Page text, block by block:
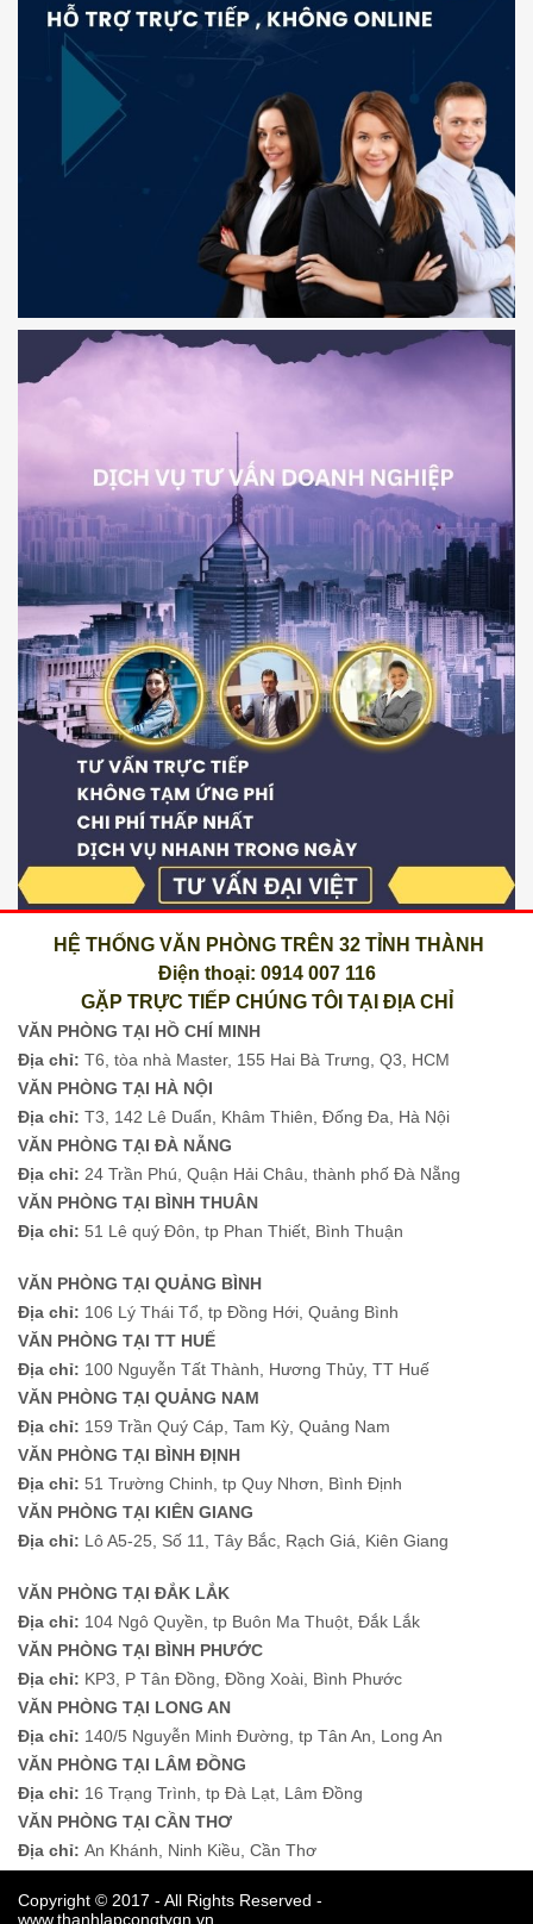
HỆ THỐNG VĂN PHÒNG TRÊN 32 TỈNH THÀNH
Điện thoại: 0914 007 116
GẶP TRỰC TIẾP CHÚNG TÔI TẠI ĐỊA CHỈ
VĂN PHÒNG TẠI HỒ CHÍ MINH
Địa chỉ: T6, tòa nhà Master, 155 Hai Bà Trưng, Q3, HCM
VĂN PHÒNG TẠI HÀ NỘI
Địa chỉ: T3, 142 Lê Duẩn, Khâm Thiên, Đống Đa, Hà Nội
VĂN PHÒNG TẠI ĐÀ NẴNG
Địa chỉ: 24 Trần Phú, Quận Hải Châu, thành phố Đà Nẵng
VĂN PHÒNG TẠI BÌNH THUÂN
Địa chỉ: 51 Lê quý Đôn, tp Phan Thiết, Bình Thuận
VĂN PHÒNG TẠI QUẢNG BÌNH
Địa chỉ: 106 Lý Thái Tổ, tp Đồng Hới, Quảng Bình
VĂN PHÒNG TẠI TT HUẾ
Địa chỉ: 100 Nguyễn Tất Thành, Hương Thủy, TT Huế
VĂN PHÒNG TẠI QUẢNG NAM
Địa chỉ: 159 Trần Quý Cáp, Tam Kỳ, Quảng Nam
VĂN PHÒNG TẠI BÌNH ĐỊNH
Địa chỉ: 51 Trường Chinh, tp Quy Nhơn, Bình Định
VĂN PHÒNG TẠI KIÊN GIANG
Địa chỉ: Lô A5-25, Số 11, Tây Bắc, Rạch Giá, Kiên Giang
VĂN PHÒNG TẠI ĐẮK LẮK
Địa chỉ: 104 Ngô Quyền, tp Buôn Ma Thuột, Đắk Lắk
VĂN PHÒNG TẠI BÌNH PHƯỚC
Địa chỉ: KP3, P Tân Đồng, Đồng Xoài, Bình Phước
VĂN PHÒNG TẠI LONG AN
Địa chỉ: 140/5 Nguyễn Minh Đường, tp Tân An, Long An
VĂN PHÒNG TẠI LÂM ĐỒNG
Địa chỉ: 16 Trạng Trình, tp Đà Lạt, Lâm Đồng
VĂN PHÒNG TẠI CẦN THƠ
Địa chỉ: An Khánh, Ninh Kiều, Cần Thơ
Copyright © 2017 - All Rights Reserved -
www.thanhlapcongtyqn.vn